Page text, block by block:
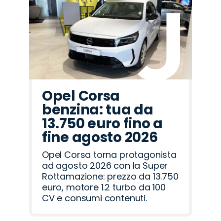
Mazda
Opel
Land
Rover
Citroën
Lancia
Abarth
Jaecoo
Peugeot
Omoda
Alfa
Romeo
Hyundai
Jeep
Cupra
Fiat
Seat
Opel Corsa
benzina: tua da
13.750 euro fino a
fine agosto 2026
Opel Corsa torna protagonista
ad agosto 2026 con la Super
Rottamazione: prezzo da 13.750
euro, motore 1.2 turbo da 100
CV e consumi contenuti.